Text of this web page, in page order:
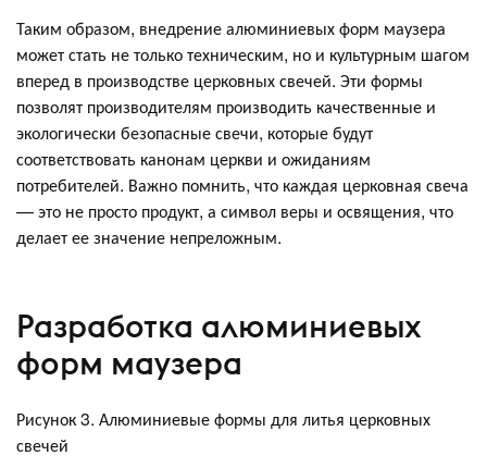
Таким образом, внедрение алюминиевых форм маузера
может стать не только техническим, но и культурным шагом
вперед в производстве церковных свечей. Эти формы
позволят производителям производить качественные и
экологически безопасные свечи, которые будут
соответствовать канонам церкви и ожиданиям
потребителей. Важно помнить, что каждая церковная свеча
— это не просто продукт, а символ веры и освящения, что
делает ее значение непреложным.
Разработка алюминиевых
форм маузера
Рисунок 3. Алюминиевые формы для литья церковных
свечей